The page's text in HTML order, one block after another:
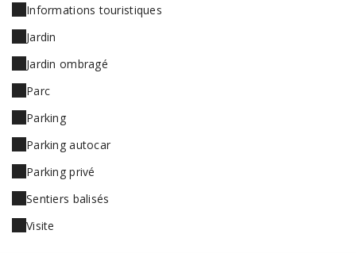
Informations touristiques
Jardin
Jardin ombragé
Parc
Parking
Parking autocar
Parking privé
Sentiers balisés
Visite